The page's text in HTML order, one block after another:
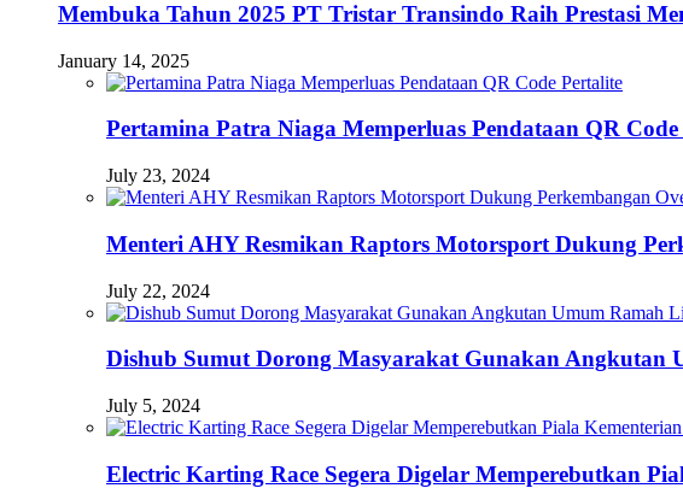
Membuka Tahun 2025 PT Tristar Transindo Raih Prestasi
January 14, 2025
Pertamina Patra Niaga Memperluas Pendataan QR
July 23, 2024
Menteri AHY Resmikan Raptors Motorsport Dukung
July 22, 2024
Dishub Sumut Dorong Masyarakat Gunakan Angkutan
July 5, 2024
Electric Karting Race Segera Digelar Memperebutkan